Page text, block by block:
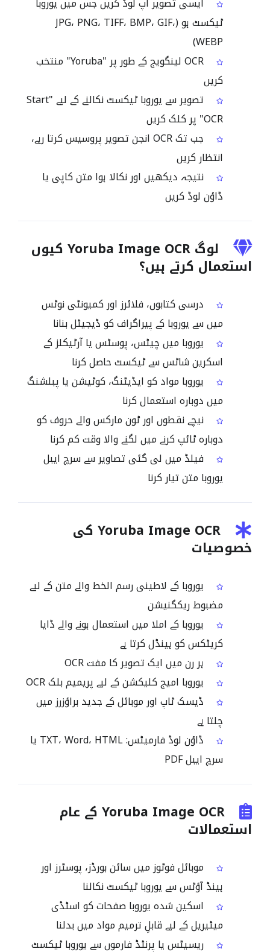
ٹیکسٹ ہو (JPG، PNG، TIFF، BMP، GIF،
WEBP)
OCR لینگویج کے طور پر "Yoruba" منتخب
کریں
تصویر سے یوروبا ٹیکسٹ نکالنے کے لیے "Start
OCR" پر کلک کریں
جب تک OCR انجن تصویر پروسیس کرتا رہے،
انتظار کریں
نتیجہ دیکھیں اور نکالا ہوا متن کاپی یا
ڈاؤن لوڈ کریں
لوگ Yoruba Image OCR کیوں
استعمال کرتے ہیں؟
درسی کتابوں، فلائرز اور کمیونٹی نوٹس
میں سے یوروبا کے پیراگراف کو ڈیجیٹل بنانا
یوروبا میں چیٹس، پوسٹس یا آرٹیکلز کے
اسکرین شاٹس سے ٹیکسٹ حاصل کرنا
یوروبا مواد کو ایڈیٹنگ، کوٹیشن یا پبلشنگ
میں دوبارہ استعمال کرنا
نیچے نقطوں اور ٹون مارکس والے حروف کو
دوبارہ ٹائپ کرنے میں لگنے والا وقت کم کرنا
فیلڈ میں لی گئی تصاویر سے سرچ ایبل
یوروبا متن تیار کرنا
Yoruba Image OCR کی
خصوصیات
یوروبا کے لاطینی رسم الخط والے متن کے لیے
مضبوط ریکگنیشن
یوروبا کے املا میں استعمال ہونے والے ڈایا
کریٹکس کو ہینڈل کرتا ہے
ہر رن میں ایک تصویر کا مفت OCR
یوروبا امیج کلیکشن کے لیے پریمیم بلک OCR
ڈیسک ٹاپ اور موبائل کے جدید براؤزرز میں
چلتا ہے
ڈاؤن لوڈ فارمیٹس: TXT، Word، HTML یا
سرچ ایبل PDF
Yoruba Image OCR کے عام
استعمالات
موبائل فوٹوز میں سائن بورڈز، پوسٹرز اور
ہینڈ آؤٹس سے یوروبا ٹیکسٹ نکالنا
اسکین شدہ یوروبا صفحات کو اسٹڈی
میٹیریل کے لیے قابلِ ترمیم مواد میں بدلنا
ریسیٹس یا پرنٹڈ فارموں سے یوروبا ٹیکسٹ